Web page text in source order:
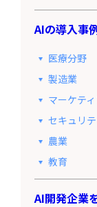
AIの導入事
医療分野
製造業
マーケテ
セキュリ
農業
教育
AI開発企業